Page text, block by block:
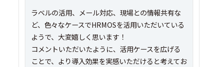
ラベルの活用、メール対応、現場との情報共有な
ど、色々なケースでHRMOSを活用いただいている
ようで、大変嬉しく思います！
コメントいただいたように、活用ケースを広げる
ことで、より導入効果を実感いただけると考えてお